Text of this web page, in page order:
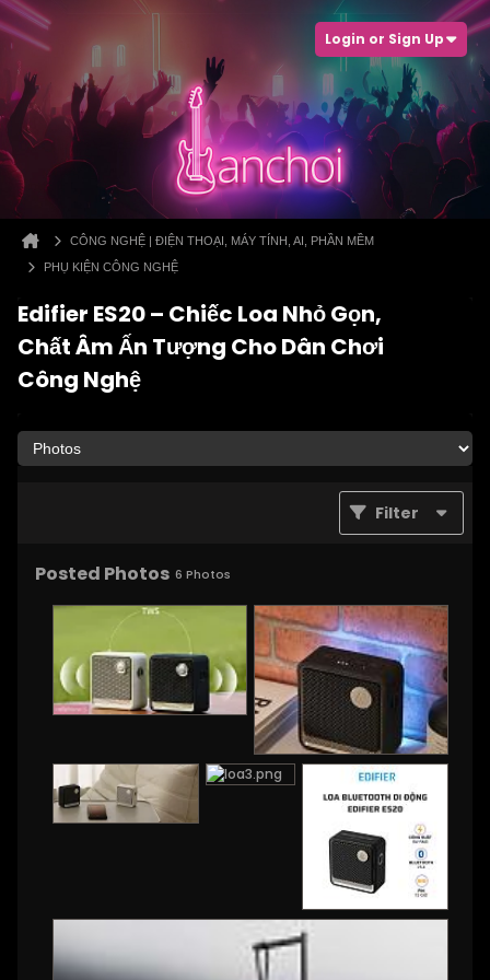
Login or Sign Up
CÔNG NGHỆ | ĐIỆN THOẠI, MÁY TÍNH, AI, PHẦN MỀM
PHỤ KIỆN CÔNG NGHỆ
Edifier ES20 – Chiếc Loa Nhỏ Gọn,
Chất Âm Ấn Tượng Cho Dân Chơi
Công Nghệ
Filter
Posted Photos 6 Photos